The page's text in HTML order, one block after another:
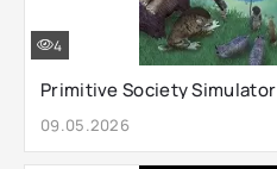
Primitive Society Simulator
09.05.2026
4